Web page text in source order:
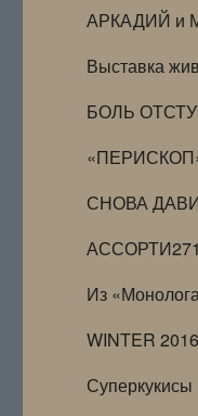
АРКАДИЙ и
Выставка
БОЛЬ
«ПЕРИСКОП»
СНОВА
Из
WINTER